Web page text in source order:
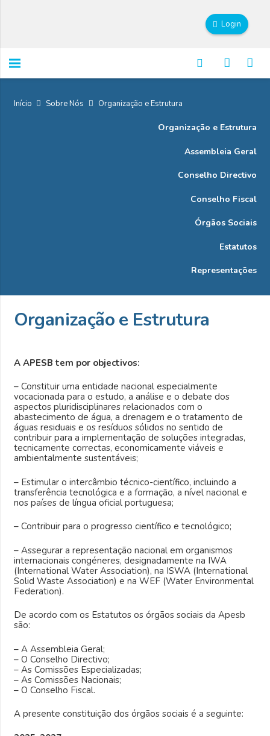
Login
Início Sobre Nós Organização e Estrutura
Organização e Estrutura
Assembleia Geral
Conselho Directivo
Conselho Fiscal
Órgãos Sociais
Estatutos
Representações
Organização e Estrutura
A APESB tem por objectivos:
– Constituir uma entidade nacional especialmente
vocacionada para o estudo, a análise e o debate dos
aspectos pluridisciplinares relacionados com o
abastecimento de água, a drenagem e o tratamento de
águas residuais e os resíduos sólidos no sentido de
contribuir para a implementação de soluções integradas,
tecnicamente correctas, economicamente viáveis e
ambientalmente sustentáveis;
– Estimular o intercâmbio técnico-científico, incluindo a
transferência tecnológica e a formação, a nível nacional e
nos países de língua oficial portuguesa;
– Contribuir para o progresso científico e tecnológico;
– Assegurar a representação nacional em organismos
internacionais congéneres, designadamente na IWA
(International Water Association), na ISWA (International
Solid Waste Association) e na WEF (Water Environmental
Federation).
De acordo com os Estatutos os órgãos sociais da Apesb
são:
– A Assembleia Geral;
– O Conselho Directivo;
– As Comissões Especializadas;
– As Comissões Nacionais;
– O Conselho Fiscal.
A presente constituição dos órgãos sociais é a seguinte: